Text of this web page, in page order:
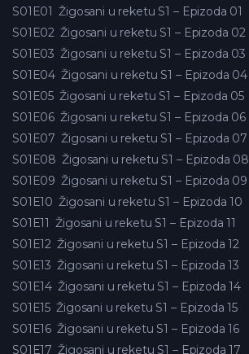
S01E01 Žigosani u reketu S1 – Epizoda 01
S01E02 Žigosani u reketu S1 – Epizoda 02
S01E03 Žigosani u reketu S1 – Epizoda 03
S01E04 Žigosani u reketu S1 – Epizoda 04
S01E05 Žigosani u reketu S1 – Epizoda 05
S01E06 Žigosani u reketu S1 – Epizoda 06
S01E07 Žigosani u reketu S1 – Epizoda 07
S01E08 Žigosani u reketu S1 – Epizoda 08
S01E09 Žigosani u reketu S1 – Epizoda 09
S01E10 Žigosani u reketu S1 – Epizoda 10
S01E11 Žigosani u reketu S1 – Epizoda 11
S01E12 Žigosani u reketu S1 – Epizoda 12
S01E13 Žigosani u reketu S1 – Epizoda 13
S01E14 Žigosani u reketu S1 – Epizoda 14
S01E15 Žigosani u reketu S1 – Epizoda 15
S01E16 Žigosani u reketu S1 – Epizoda 16
S01E17 Žigosani u reketu S1 – Epizoda 17